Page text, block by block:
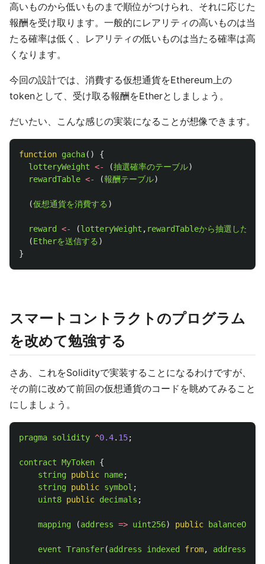
高いものから低いものまで順位がつけられ、それに応じた
報酬を受け取ります。一般的にレアリティの高いものは当
たる確率は低く、レアリティの低いものは当たる確率は高
くなります。
今回の設計では、消費する仮想通貨をEthereum上の
tokenとして、受け取る報酬をEtherとしましょう。
だいたい、こんな感じの実装になることが想像できます。
function gacha()
{
lotteryWeight <- (抽選確率のテーブル)
rewardTable <- (報酬テーブル)
(仮想通貨を消費する )
reward <- (lotteryWeight , rewardTableから抽選した報酬
(Etherを送信する )
}
スマートコントラクトのプログラム
を改めて勉強する
さあ、これをSolidityで実装することになるわけですが、
その前に改めて前回の仮想通貨のコードを眺めてみること
にしましょう。
pragma solidity ^0.4. 15;
contract MyToken {
string public name;
string public symbol ;
uint8 public decimals ;
mapping (address => uint256) public balanceOf
event Transfer(address indexed from, address